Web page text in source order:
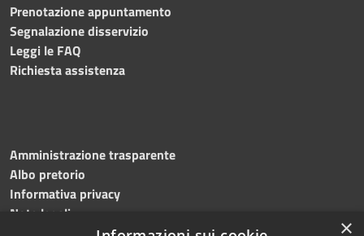
Prenotazione appuntamento
Segnalazione disservizio
Leggi le FAQ
Richiesta assistenza
Amministrazione trasparente
Albo pretorio
Informativa privacy
Note legali
×